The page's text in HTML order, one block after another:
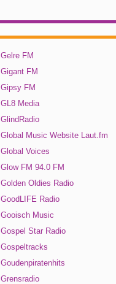
Gelre FM
Gigant FM
Gipsy FM
GL8 Media
GlindRadio
Global Music Website Laut.fm
Global Voices
Glow FM 94.0 FM
Golden Oldies Radio
GoodLIFE Radio
Gooisch Music
Gospel Star Radio
Gospeltracks
Goudenpiratenhits
Grensradio